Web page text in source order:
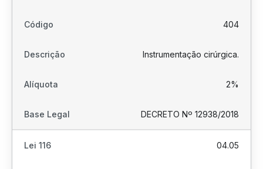
404
Instrumentação cirúrgica.
2%
DECRETO Nº 12938/2018
04.05